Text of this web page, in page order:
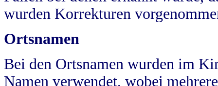
wurden Korrekturen
Ortsnamen
Bei den Ortsnamen wurden im
Namen verwendet, wobei